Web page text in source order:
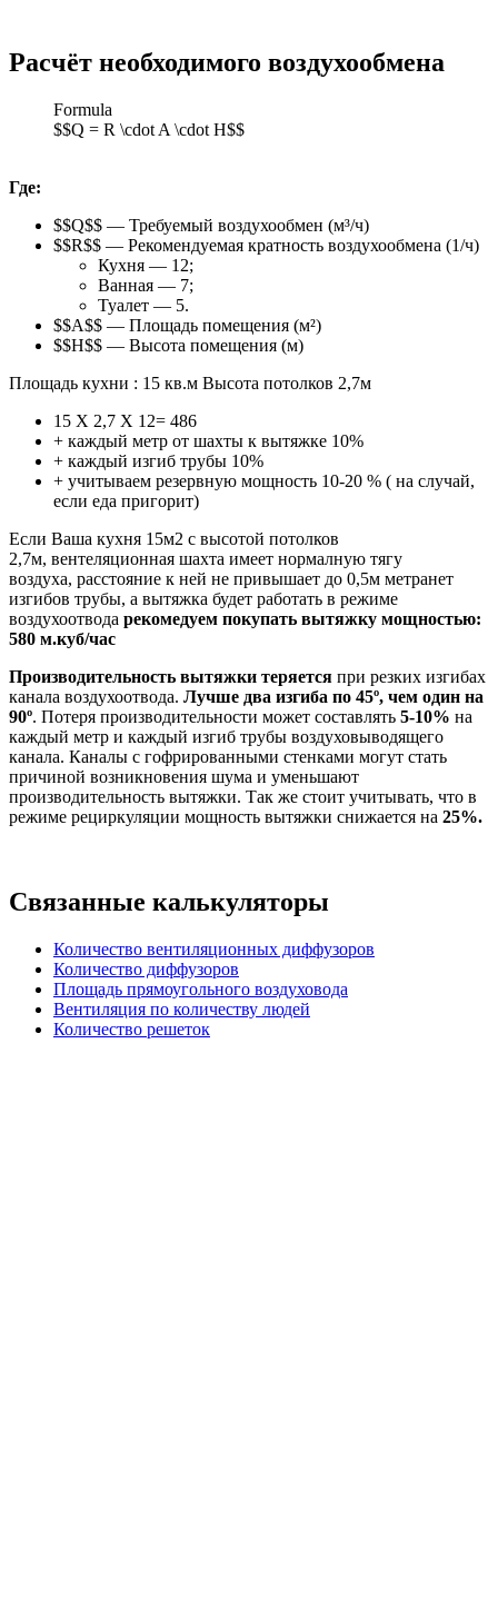
Расчёт необходимого воздухообмена
Formula
$$Q = R \cdot A \cdot H$$
Где:
$$Q$$ — Требуемый воздухообмен (м³/ч)
$$R$$ — Рекомендуемая кратность воздухообмена (1/ч)
Кухня — 12;
Ванная — 7;
Туалет — 5.
$$A$$ — Площадь помещения (м²)
$$H$$ — Высота помещения (м)
Площадь кухни : 15 кв.м Высота потолков 2,7м
15 Х 2,7 Х 12= 486
+ каждый метр от шахты к вытяжке 10%
+ каждый изгиб трубы 10%
+ учитываем резервную мощность 10-20 % ( на случай,
если еда пригорит)
Если Ваша кухня 15м2 с высотой потолков
2,7м, вентеляционная шахта имеет нормалную тягу
воздуха, расстояние к ней не привышает до 0,5м метранет
изгибов трубы, а вытяжка будет работать в режиме
воздухоотвода рекомедуем покупать вытяжку мощностью:
580 м.куб/час
Производительность вытяжки теряется при резких изгибах
канала воздухоотвода. Лучше два изгиба по 45º, чем один на
90º. Потеря производительности может составлять 5-10% на
каждый метр и каждый изгиб трубы воздуховыводящего
канала. Каналы с гофрированными стенками могут стать
причиной возникновения шума и уменьшают
производительность вытяжки. Так же стоит учитывать, что в
режиме рециркуляции мощность вытяжки снижается на 25%.
Связанные калькуляторы
Количество вентиляционных диффузоров
Количество диффузоров
Площадь прямоугольного воздуховода
Вентиляция по количеству людей
Количество решеток